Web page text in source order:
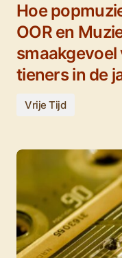
Hoe
OOR en
smaakgevoel
tieners in de
Vrije Tijd